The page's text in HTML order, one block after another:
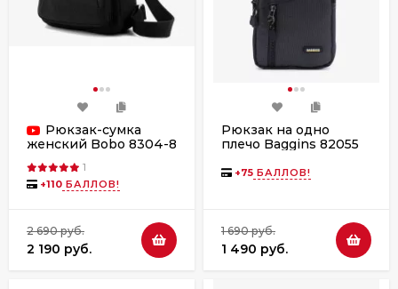
Рюкзак-сумка
женский Bobo 8304-8
1
+110 БАЛЛОВ!
2 690 руб.
2 190 руб.
Рюкзак на одно
плечо Baggins 82055
+75 БАЛЛОВ!
1 690 руб.
1 490 руб.